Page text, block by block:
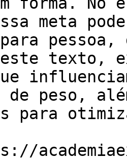
meta
pessoa,
texto,
de peso,
para